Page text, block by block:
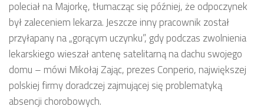
poleciał na Majorkę, tłumacząc się później, że odpoczynek
był zaleceniem lekarza. Jeszcze inny pracownik został
przyłapany na „gorącym uczynku”, gdy podczas zwolnienia
lekarskiego wieszał antenę satelitarną na dachu swojego
domu – mówi Mikołaj Zając, prezes Conperio, największej
polskiej firmy doradczej zajmującej się problematyką
absencji chorobowych.